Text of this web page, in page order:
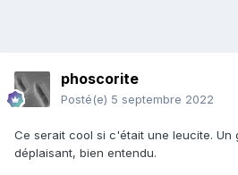
phoscorite
Posté(e) 5 septembre 2022
Ce serait cool si c'était une leucite. Un
déplaisant, bien entendu.